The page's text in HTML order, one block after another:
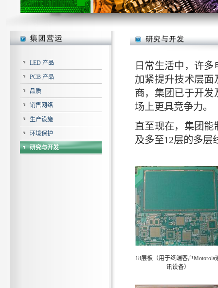
LED 产品
PCB 产品
品质
销售网络
生产设施
环境保护
研究与开发
日常生活中，许
加紧提升技术层面
商，集团已于开发
场上更具竞争力。
直至现在，集团能
及多至12层的多层
18层板（用于终端客户Motorola
讯设备）